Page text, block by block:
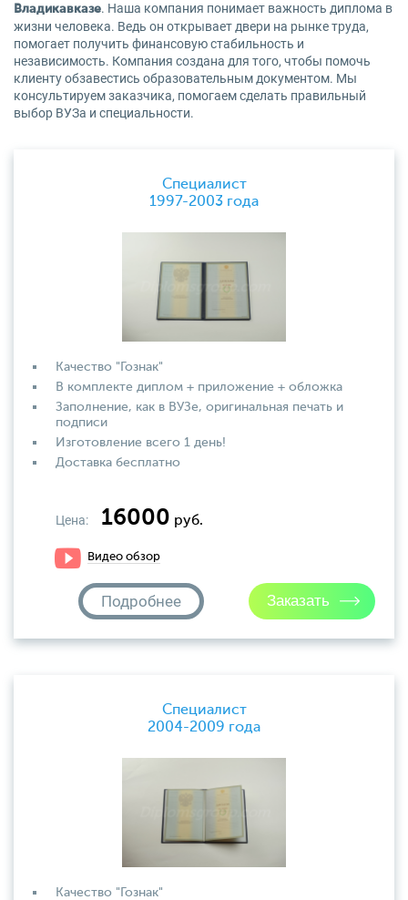
Владикавказе. Наша компания понимает важность диплома в
жизни человека. Ведь он открывает двери на рынке труда,
помогает получить финансовую стабильность и
независимость. Компания создана для того, чтобы помочь
клиенту обзавестись образовательным документом. Мы
консультируем заказчика, помогаем сделать правильный
выбор ВУЗа и специальности.
Специалист
1997-2003 года
Качество "Гознак"
В комплекте диплом + приложение + обложка
Заполнение, как в ВУЗе, оригинальная печать и
подписи
Изготовление всего 1 день!
Доставка бесплатно
Цена: 16000 руб.
Видео обзор
Подробнее
Специалист
2004-2009 года
Качество "Гознак"